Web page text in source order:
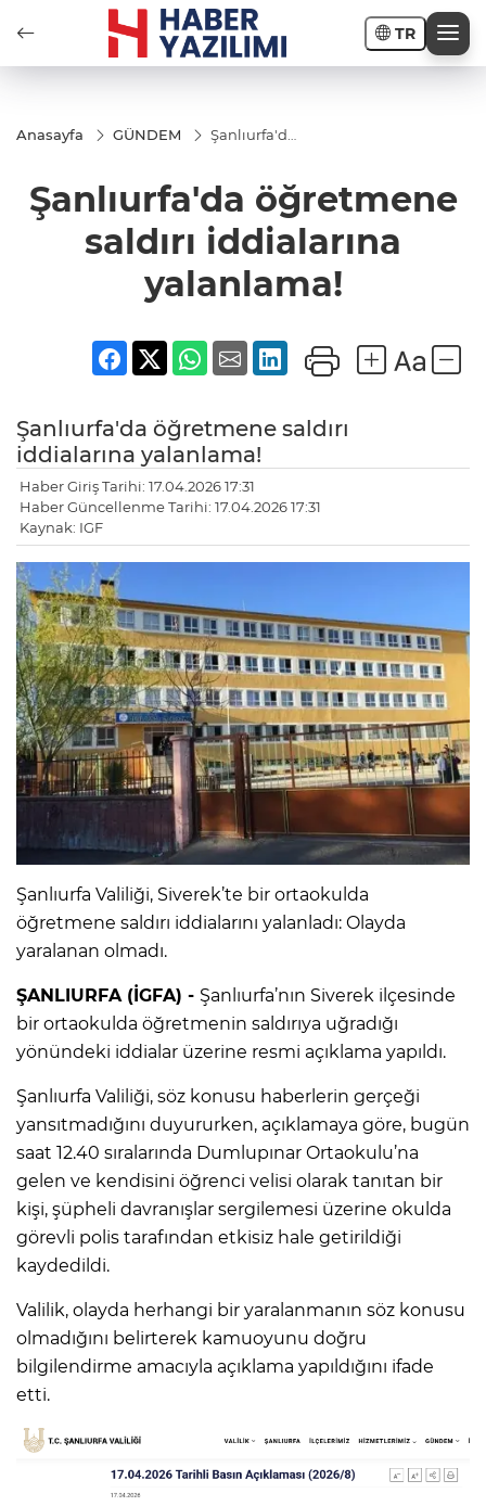
TR
Anasayfa GÜNDEM
Şanlıurfa'da
iddialarına
yalanlama!
Şanlıurfa'da öğretmene
saldırı iddialarına
yalanlama!
Şanlıurfa'da öğretmene saldırı
iddialarına yalanlama!
Haber Giriş Tarihi: 17.04.2026 17:31
Haber Güncellenme Tarihi: 17.04.2026 17:31
Kaynak: IGF
Şanlıurfa Valiliği, Siverek’te bir ortaokulda
öğretmene saldırı iddialarını yalanladı: Olayda
yaralanan olmadı.
ŞANLIURFA (İGFA) - Şanlıurfa’nın Siverek ilçesinde
bir ortaokulda öğretmenin saldırıya uğradığı
yönündeki iddialar üzerine resmi açıklama yapıldı.
Şanlıurfa Valiliği, söz konusu haberlerin gerçeği
yansıtmadığını duyururken, açıklamaya göre, bugün
saat 12.40 sıralarında Dumlupınar Ortaokulu’na
gelen ve kendisini öğrenci velisi olarak tanıtan bir
kişi, şüpheli davranışlar sergilemesi üzerine okulda
görevli polis tarafından etkisiz hale getirildiği
kaydedildi.
Valilik, olayda herhangi bir yaralanmanın söz konusu
olmadığını belirterek kamuoyunu doğru
bilgilendirme amacıyla açıklama yapıldığını ifade
etti.